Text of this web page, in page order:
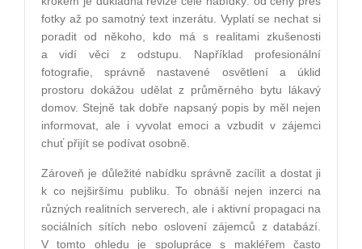
fotky až po samotný text inzerátu. Vyplatí se nechat si
poradit od někoho, kdo má s realitami zkušenosti
a vidí věci z odstupu. Například profesionální
fotografie, správně nastavené osvětlení a úklid
prostoru dokážou udělat z průměrného bytu lákavý
domov. Stejně tak dobře napsaný popis by měl nejen
informovat, ale i vyvolat emoci a vzbudit v zájemci
chuť přijít se podívat osobně.
Zároveň je důležité nabídku správně zacílit a dostat ji
k co nejširšímu publiku. To obnáší nejen inzerci na
různých realitních serverech, ale i aktivní propagaci na
sociálních sítích nebo oslovení zájemců z databází.
V tomto ohledu je spolupráce s makléřem často